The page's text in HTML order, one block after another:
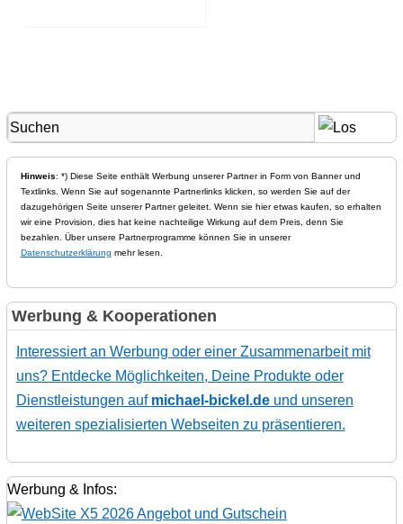
Hinweis: *) Diese Seite enthält Werbung unserer Partner in Form von Banner und
Textlinks. Wenn Sie auf sogenannte Partnerlinks klicken, so werden Sie auf der
dazugehörigen Seite unserer Partner geleitet. Wenn sie hier etwas kaufen, so erhalten
wir eine Provision, dies hat keine nachteilige Wirkung auf dem Preis, denn Sie
bezahlen. Über unsere Partnerprogramme können Sie in unserer
Datenschutzerklärung mehr lesen.
Werbung & Kooperationen
Interessiert an Werbung oder einer Zusammenarbeit mit
uns? Entdecke Möglichkeiten, Deine Produkte oder
Dienstleistungen auf michael-bickel.deund unseren
weiteren spezialisierten Webseiten zu präsentieren.
Werbung & Infos: